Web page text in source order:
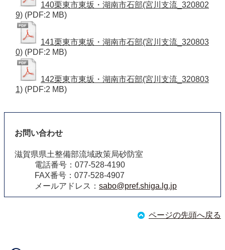
140栗東市東坂・湖南市石部(宮川支流_320802
9) (PDF:2 MB)
141栗東市東坂・湖南市石部(宮川支流_320803
0) (PDF:2 MB)
142栗東市東坂・湖南市石部(宮川支流_320803
1) (PDF:2 MB)
お問い合わせ
滋賀県県土整備部流域政策局砂防室
電話番号：077-528-4190
FAX番号：077-528-4907
メールアドレス： sabo@pref.shiga.lg.jp
ページの先頭へ戻る